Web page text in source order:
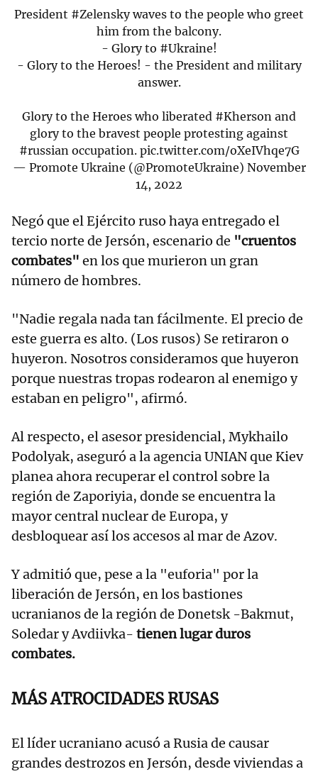
President #Zelenskywaves to the people who greet
him from the balcony.
- Glory to #Ukraine!
- Glory to the Heroes! - the President and military
answer.
Glory to the Heroes who liberated #Kherson and
glory to the bravest people protesting against
#russianoccupation. pic.twitter.com/oXeIVhqe7G
— Promote Ukraine (@PromoteUkraine) November
14, 2022
Negó que el Ejército ruso haya entregado el
tercio norte de Jersón, escenario de "cruentos
combates" en los que murieron un gran
número de hombres.
"Nadie regala nada tan fácilmente. El precio de
este guerra es alto. (Los rusos) Se retiraron o
huyeron. Nosotros consideramos que huyeron
porque nuestras tropas rodearon al enemigo y
estaban en peligro", afirmó.
Al respecto, el asesor presidencial, Mykhailo
Podolyak, aseguró a la agencia UNIAN que Kiev
planea ahora recuperar el control sobre la
región de Zaporiyia, donde se encuentra la
mayor central nuclear de Europa, y
desbloquear así los accesos al mar de Azov.
Y admitió que, pese a la "euforia" por la
liberación de Jersón, en los bastiones
ucranianos de la región de Donetsk -Bakmut,
Soledar y Avdiivka- tienen lugar duros
combates.
MÁS ATROCIDADES RUSAS
El líder ucraniano acusó a Rusia de causar
grandes destrozos en Jersón, desde viviendas a